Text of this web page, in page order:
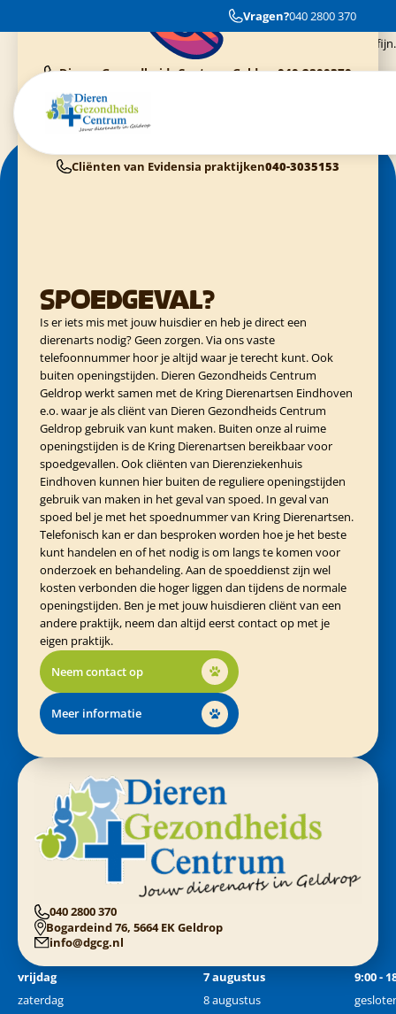
Vragen?040 2800 370
Fantastische mensen. Ik kan altijd terecht, vaak dezelfde dag nog. De hond
wordt altijd helemaal gecheckt. Altijd bereikbaar, vriendelijk te woord
gestaan aan de telefoon. Heel fijn.
Dieren Gezondheids Centrum Geldrop040-2800370
Cliënten van Dierenziekenhuis Eindhoven
Cliënten van Evidensia praktijken040-3035153
Spoedgeval?
Is er iets mis met jouw huisdier en heb je direct een
dierenarts nodig? Geen zorgen. Via ons vaste
telefoonnummer hoor je altijd waar je terecht kunt. Ook
buiten openingstijden. Dieren Gezondheids Centrum
Geldrop werkt samen met de Kring Dierenartsen Eindhoven
e.o. waar je als cliënt van Dieren Gezondheids Centrum
Geldrop gebruik van kunt maken. Buiten onze al ruime
openingstijden is de Kring Dierenartsen bereikbaar voor
spoedgevallen. Ook cliënten van Dierenziekenhuis
Eindhoven kunnen hier buiten de reguliere openingstijden
gebruik van maken in het geval van spoed. In geval van
spoed bel je met het spoednummer van Kring Dierenartsen.
Telefonisch kan er dan besproken worden hoe je het beste
kunt handelen en of het nodig is om langs te komen voor
onderzoek en behandeling. Aan de spoeddienst zijn wel
kosten verbonden die hoger liggen dan tijdens de normale
openingstijden. Ben je met jouw huisdieren cliënt van een
andere praktijk, neem dan altijd eerst contact op met je
eigen praktijk.
Neem contact op
Meer informatie
040 2800 370
Bogardeind 76, 5664 EK Geldrop
info@dgcg.nl
vrijdag 7 augustus
9:00 -
zaterdag
8 augustus